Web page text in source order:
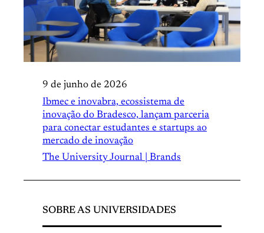
9 de junho de 2026
Ibmec e inovabra, ecossistema de
inovação do Bradesco, lançam parceria
para conectar estudantes e startups ao
mercado de inovação
The University Journal | Brands
SOBRE AS UNIVERSIDADES